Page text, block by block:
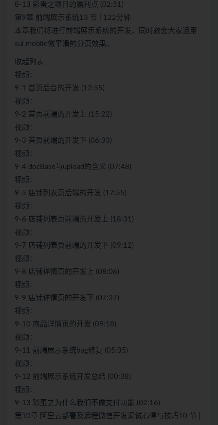
8-13 彩蛋之项目的赢利点 (02:51)
第9章 前端展示系统13 节 | 122分钟
本章我们将进行前端展示系统的开发，同时教会大家运用
sui mobile做平滑的分页效果。
收起列表
视频：
9-1 首页后台的开发 (12:55)
视频：
9-2 首页前端的开发上 (15:22)
视频：
9-3 首页前端的开发下 (06:33)
视频：
9-4 docBase与upload的含义 (07:48)
视频：
9-5 店铺列表页后端的开发 (17:55)
视频：
9-6 店铺列表页前端的开发上 (18:31)
视频：
9-7 店铺列表页前端的开发下 (09:12)
视频：
9-8 店铺详情页的开发上 (08:06)
视频：
9-9 店铺详情页的开发下 (07:37)
视频：
9-10 商品详情页的开发 (09:18)
视频：
9-11 前端展示系统bug修复 (05:35)
视频：
9-12 前端展示系统开发总结 (00:38)
视频：
9-13 彩蛋之为什么我们不做支付功能 (02:16)
第10章 阿里云部署及远程微信开发调试心得与技巧10 节 |